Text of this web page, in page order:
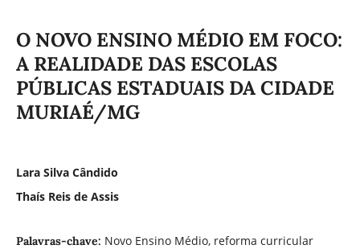
O NOVO ENSINO MÉDIO EM FOCO:
A REALIDADE DAS ESCOLAS
PÚBLICAS ESTADUAIS DA CIDADE
MURIAÉ/MG
Lara Silva Cândido
Thaís Reis de Assis
Palavras-chave: Novo Ensino Médio, reforma curricular